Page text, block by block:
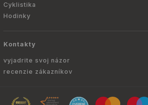
Cyklistika
Hodinky
Kontakty
vyjadrite svoj názor
recenzie zákazníkov